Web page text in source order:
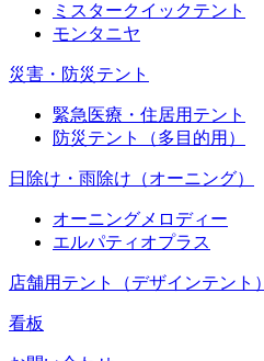
ミスタークイックテント
モンタニヤ
災害・防災テント
緊急医療・住居用テント
防災テント（多目的用）
日除け・雨除け（オーニング）
オーニングメロディー
エルパティオプラス
店舗用テント（デザインテント）
看板